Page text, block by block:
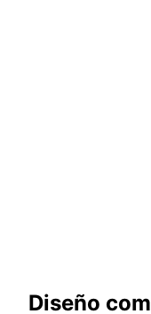
Diseño